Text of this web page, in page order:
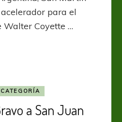
contrareloj
para el
Walter Coyette …
a San Juan